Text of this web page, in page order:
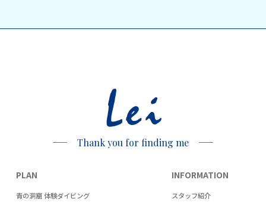
Lei
Thank you for finding me
PLAN
青の洞窟 体験ダイビング
INFORMATION
スタッフ紹介